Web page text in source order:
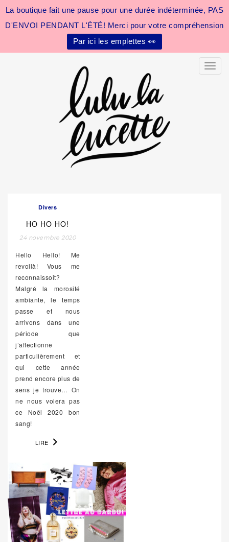
La boutique fait une pause pour une durée indéterminée, PAS
D'ENVOI PENDANT L'ÉTÉ! Merci pour votre compréhension
Par ici les emplettes 👀
Divers
HO HO HO!
24 novembre 2020
Hello Hello! Me
revoilà! Vous me
reconnaissoit?
Malgré la morosité
ambiante, le temps
passe et nous
arrivons dans une
période que
j’affectionne
particulièrement et
qui cette année
prend encore plus de
sens je trouve… On
ne nous volera pas
ce Noël 2020 bon
sang!
LIRE